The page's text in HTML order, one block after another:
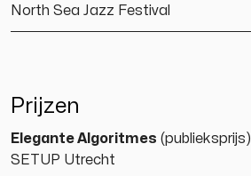
North Sea Jazz Festival
Prijzen
Elegante Algoritmes (publieksprijs)
SETUP Utrecht